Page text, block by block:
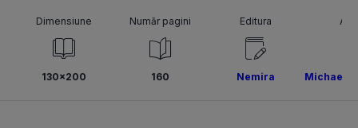
Dimensiune
130x200
Număr pagini
160
Editura
Nemira Michael